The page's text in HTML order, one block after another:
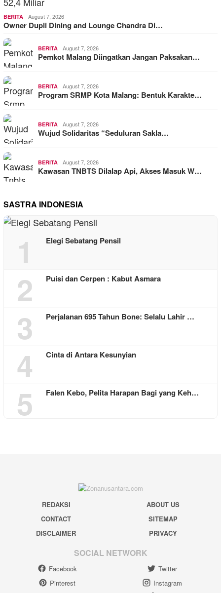
BERITA August 7, 2026
Owner Dupli Dining and Lounge Chandra Di…
BERITA August 7, 2026
Pemkot Malang Diingatkan Jangan Paksakan…
BERITA August 7, 2026
Program SRMP Kota Malang: Bentuk Karakte…
BERITA August 7, 2026
Wujud Solidaritas “Seduluran Sakla…
BERITA August 7, 2026
Kawasan TNBTS Dilalap Api, Akses Masuk W…
SASTRA INDONESIA
1 Elegi Sebatang Pensil
2 Puisi dan Cerpen : Kabut Asmara
3 Perjalanan 695 Tahun Bone: Selalu Lahir …
4 Cinta di Antara Kesunyian
5 Falen Kebo, Pelita Harapan Bagi yang Keh…
REDAKSI
ABOUT US
CONTACT
SITEMAP
DISCLAIMER
PRIVACY
SOCIAL NETWORK
Facebook
Twitter
Pinterest
Instagram